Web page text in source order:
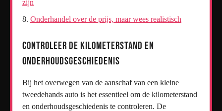
zijn
Onderhandel over de prijs, maar wees realistisch
Controleer de kilometerstand en
onderhoudsgeschiedenis
Bij het overwegen van de aanschaf van een kleine
tweedehands auto is het essentieel om de kilometerstand
en onderhoudsgeschiedenis te controleren. De